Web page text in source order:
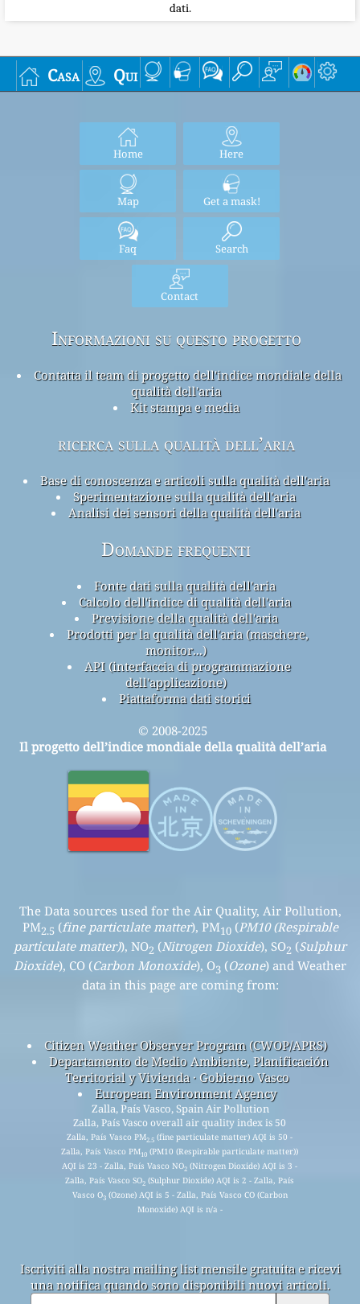
dati.
Casa Qui
Home Here
Map Get a mask!
Faq Search
Contact
Informazioni su questo progetto
Contatta il team di progetto dell'indice mondiale della
qualità dell'aria
Kit stampa e media
ricerca sulla qualità dell’aria
Base di conoscenza e articoli sulla qualità dell'aria
Sperimentazione sulla qualità dell'aria
Analisi dei sensori della qualità dell'aria
Domande frequenti
Fonte dati sulla qualità dell'aria
Calcolo dell'indice di qualità dell'aria
Previsione della qualità dell'aria
Prodotti per la qualità dell'aria (maschere,
monitor...)
API (interfaccia di programmazione
dell'applicazione)
Piattaforma dati storici
© 2008-2025
Il progetto dell’indice mondiale della qualità dell’aria
The Data sources used for the Air Quality, Air Pollution,
PM2.5 (fine particulate matter), PM10(PM10 (Respirable
particulate matter)), NO2 (Nitrogen Dioxide), SO2 (Sulphur
Dioxide), CO (Carbon Monoxide), O3 (Ozone) and Weather
data in this page are coming from:
Citizen Weather Observer Program (CWOP/APRS)
Departamento de Medio Ambiente, Planificación
Territorial y Vivienda · Gobierno Vasco
European Environment Agency
Zalla, País Vasco, Spain Air Pollution
Zalla, País Vasco overall air quality index is 50
Zalla, País Vasco PM2.5 (fine particulate matter) AQI is 50 -
Zalla, País Vasco PM10 (PM10 (Respirable particulate matter))
AQI is 23 - Zalla, País Vasco NO2 (Nitrogen Dioxide) AQI is 3 -
Zalla, País Vasco SO2 (Sulphur Dioxide) AQI is 2 - Zalla, País
Vasco O3(Ozone) AQI is 5 - Zalla, País Vasco CO (Carbon
Monoxide) AQI is n/a -
Iscriviti alla nostra mailing list mensile gratuita e ricevi
una notifica quando sono disponibili nuovi articoli.